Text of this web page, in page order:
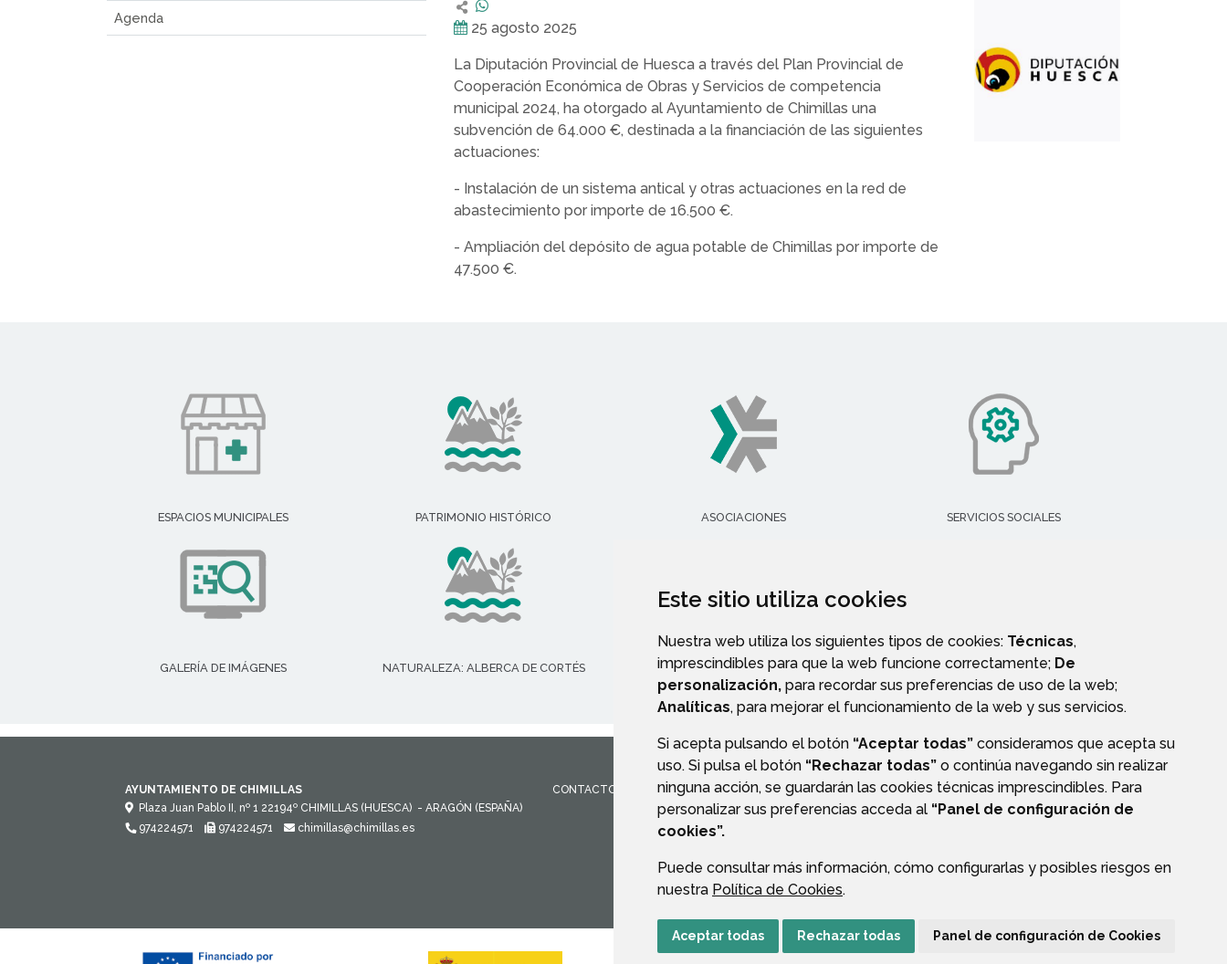
Este sitio utiliza cookies
Nuestra web utiliza los siguientes tipos de cookies: Técnicas,
imprescindibles para que la web funcione correctamente; De
personalización, para recordar sus preferencias de uso de la web;
Analíticas, para mejorar el funcionamiento de la web y sus servicios.
Si acepta pulsando el botón “Aceptar todas” consideramos que acepta su
uso. Si pulsa el botón “Rechazar todas” o continúa navegando sin realizar
ninguna acción, se guardarán las cookies técnicas imprescindibles. Para
personalizar sus preferencias acceda al “Panel de configuración de
cookies”.
Puede consultar más información, cómo configurarlas y posibles riesgos en
nuestra Política de Cookies.
Aceptar todas Rechazar todas Panel de configuración de Cookies
Agenda
25 agosto 2025
La Diputación Provincial de Huesca a través del Plan Provincial de
Cooperación Económica de Obras y Servicios de competencia
municipal 2024, ha otorgado al Ayuntamiento de Chimillas una
subvención de 64.000 €, destinada a la financiación de las siguientes
actuaciones:
- Instalación de un sistema antical y otras actuaciones en la red de
abastecimiento por importe de 16.500 €.
- Ampliación del depósito de agua potable de Chimillas por importe de
47.500 €.
ESPACIOS MUNICIPALES PATRIMONIO HISTÓRICO ASOCIACIONES SERVICIOS SOCIALES
GALERÍA DE IMÁGENES NATURALEZA: ALBERCA DE CORTÉS VALIDACIÓN DE DOCUMENTOS
AYUNTAMIENTO DE CHIMILLAS
Plaza Juan Pablo II, nº 1 22194º CHIMILLAS (HUESCA) - ARAGÓN (ESPAÑA)
974224571
974224571 chimillas@chimillas.es
CONTACTO MAPA WEB AVISO LEGAL PROTECCIÓN DE DATOS ACCESIBILIDAD POLÍTICA DE COOKIES